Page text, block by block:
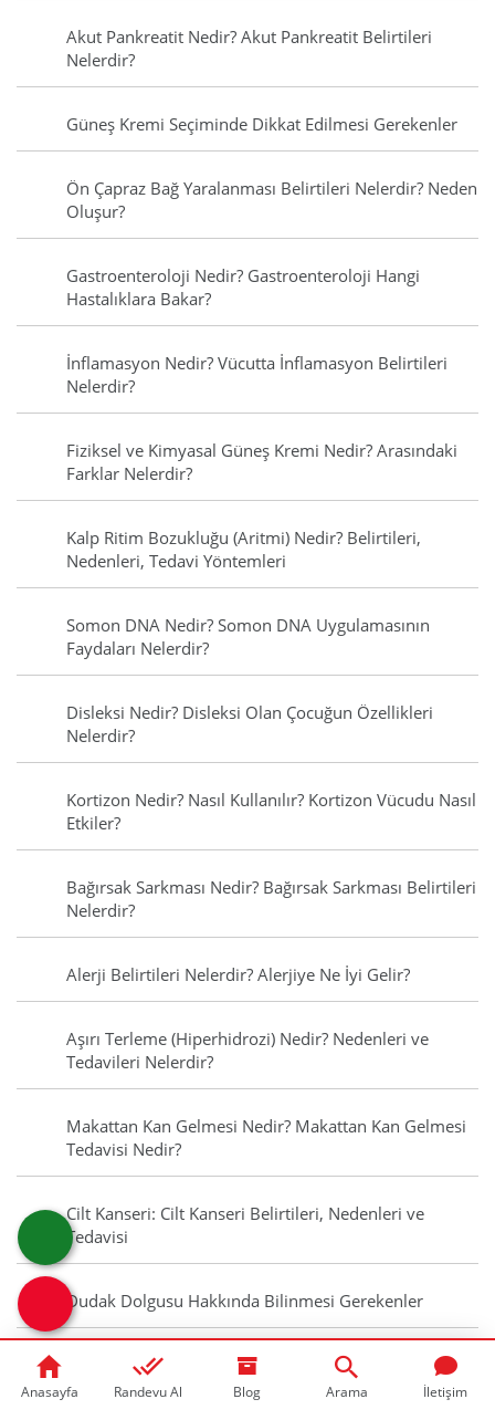
Akut Pankreatit Nedir? Akut Pankreatit Belirtileri
Nelerdir?
Güneş Kremi Seçiminde Dikkat Edilmesi Gerekenler
Ön Çapraz Bağ Yaralanması Belirtileri Nelerdir? Neden
Oluşur?
Gastroenteroloji Nedir? Gastroenteroloji Hangi
Hastalıklara Bakar?
İnflamasyon Nedir? Vücutta İnflamasyon Belirtileri
Nelerdir?
Fiziksel ve Kimyasal Güneş Kremi Nedir? Arasındaki
Farklar Nelerdir?
Kalp Ritim Bozukluğu (Aritmi) Nedir? Belirtileri,
Nedenleri, Tedavi Yöntemleri
Somon DNA Nedir? Somon DNA Uygulamasının
Faydaları Nelerdir?
Disleksi Nedir? Disleksi Olan Çocuğun Özellikleri
Nelerdir?
Kortizon Nedir? Nasıl Kullanılır? Kortizon Vücudu Nasıl
Etkiler?
Bağırsak Sarkması Nedir? Bağırsak Sarkması Belirtileri
Nelerdir?
Alerji Belirtileri Nelerdir? Alerjiye Ne İyi Gelir?
Aşırı Terleme (Hiperhidrozi) Nedir? Nedenleri ve
Tedavileri Nelerdir?
Makattan Kan Gelmesi Nedir? Makattan Kan Gelmesi
Tedavisi Nedir?
Cilt Kanseri: Cilt Kanseri Belirtileri, Nedenleri ve
Tedavisi
Dudak Dolgusu Hakkında Bilinmesi Gerekenler
Normal Doğum Nedir? Doğumun Başladığını
Gösteren Belirtiler Nelerdir?
Anasayfa Randevu Al Blog Arama İletişim